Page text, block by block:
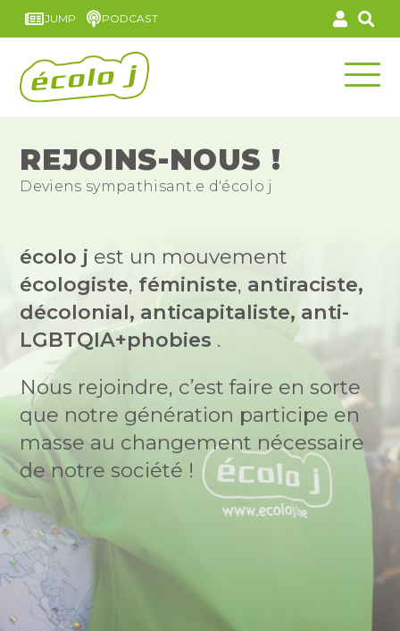
JUMP PODCAST
REJOINS-NOUS !
Deviens sympathisant.e d'écolo j
écolo j est un mouvement
écologiste, féministe, antiraciste,
décolonial, anticapitaliste, anti-
LGBTQIA+phobies .
Nous rejoindre, c’est faire en sorte
que notre génération participe en
masse au changement nécessaire
de notre société !